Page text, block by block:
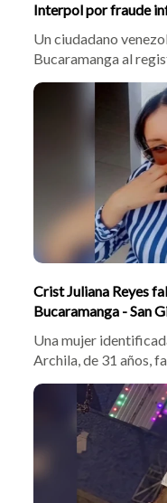
Interpol por fraude
Un ciudadano
Bucaramanga al
Interpol por
coronel Harvey
en un bus de la ruta
coordinación con
Crist Juliana Reyes
Bucaramanga - San
Una mujer
Archila, de 31 años,
m. tras un
de la vía San Gil -
tras chocar en su
dos ruedas y